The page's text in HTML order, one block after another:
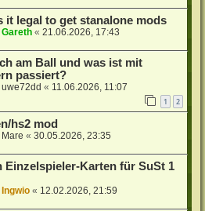
it legal to get stanalone mods
Gareth «21.06.2026, 17:43
am Ball und was ist mit
passiert?
uwe72dd « 11.06.2026, 11:07
1 2
hs2 mod
Mare «30.05.2026, 23:35
Einzelspieler-Karten für SuSt 1
Ingwio « 12.02.2026, 21:59